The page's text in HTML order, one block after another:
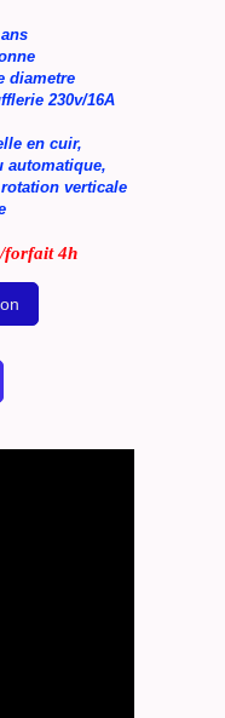
diametre
230v/16A
en cuir,
automatique,
verticale
forfait 4h